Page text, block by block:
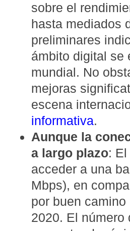
sobre el
hasta mediados
preliminares
ámbito digital se
mundial. No
mejoras
escena
informativa.
Aunque la
a largo plazo:
acceder a una
Mbps), en
por buen
2020. El número